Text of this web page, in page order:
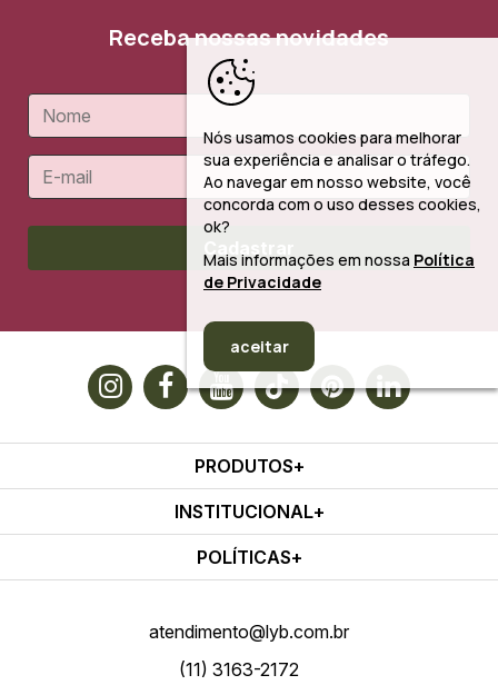
Receba nossas novidades
PRODUTOS
INSTITUCIONAL
POLÍTICAS
atendimento@lyb.com.br
(11) 3163-2172
Nós usamos cookies para melhorar
sua experiência e analisar o tráfego.
Ao navegar em nosso website, você
concorda com o uso desses cookies,
ok?
Mais informações em nossa Política
de Privacidade
aceitar